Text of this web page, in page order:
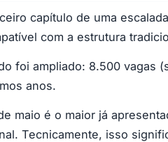
capítulo de uma
com a estrutura
foi ampliado: 8.500 vagas
anos.
maio é o maior já
Tecnicamente, isso